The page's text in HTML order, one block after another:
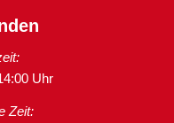
Uhr
Zeit: